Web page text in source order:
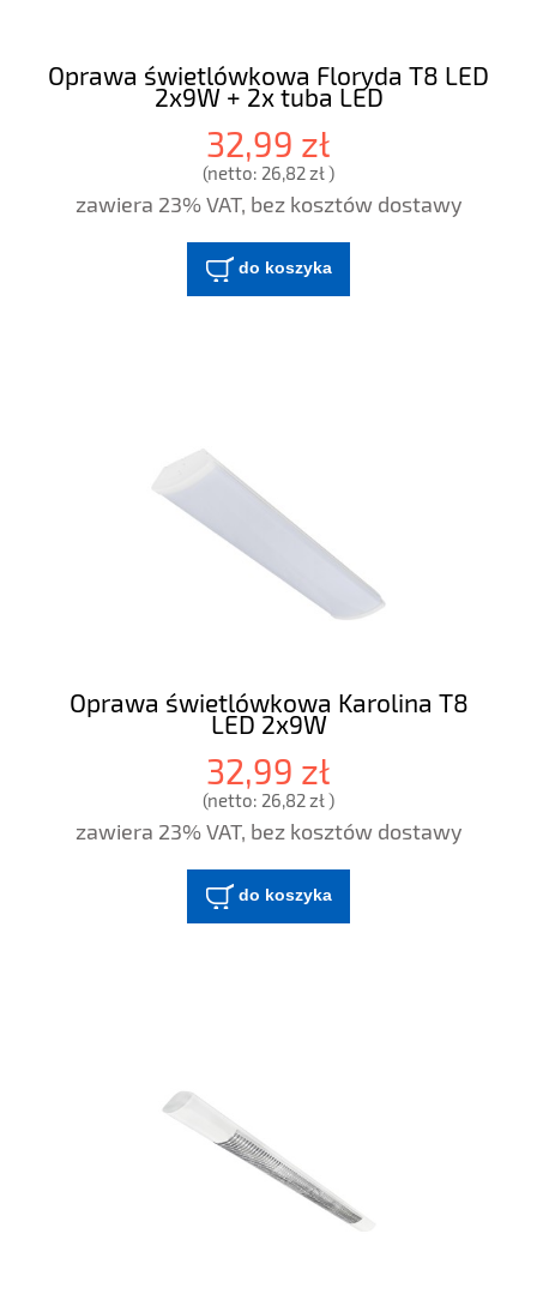
Oprawa świetlówkowa Floryda T8 LED
2x9W + 2x tuba LED
32,99 zł
(netto: 26,82 zł)
zawiera 23% VAT, bez kosztów dostawy
do koszyka
Oprawa świetlówkowa Karolina T8
LED 2x9W
32,99 zł
(netto: 26,82 zł)
zawiera 23% VAT, bez kosztów dostawy
do koszyka